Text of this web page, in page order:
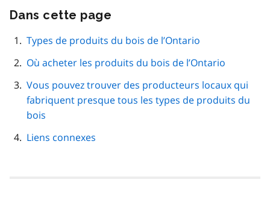
Dans cette page
navigation
page
Types de produits du bois de l’Ontario
Où acheter les produits du bois de l’Ontario
Vous pouvez trouver des producteurs locaux qui
fabriquent presque tous les types de produits du
bois
Liens connexes